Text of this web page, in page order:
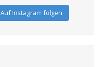
Auf Instagram folgen